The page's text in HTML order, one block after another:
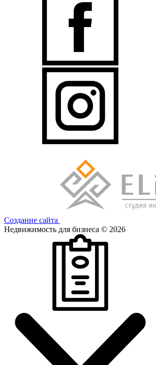
Создание сайта
Недвижимость для бизнеса © 2026